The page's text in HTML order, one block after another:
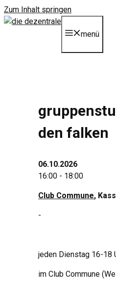
Zum Inhalt springen
menü
den falken
06.10.2026
16:00 - 18:00
Club Commune,
-
jeden Dienstag 16-18
im Club Commune